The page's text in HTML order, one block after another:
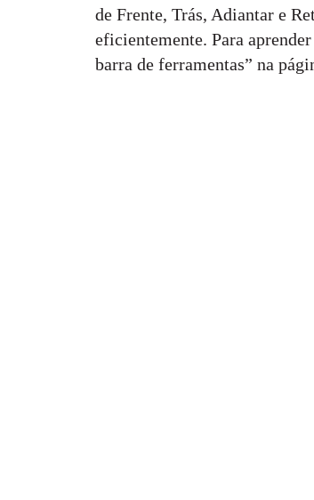
de Frente, Trás, Adiantar e
eficientemente. Para
barra de ferramentas” na